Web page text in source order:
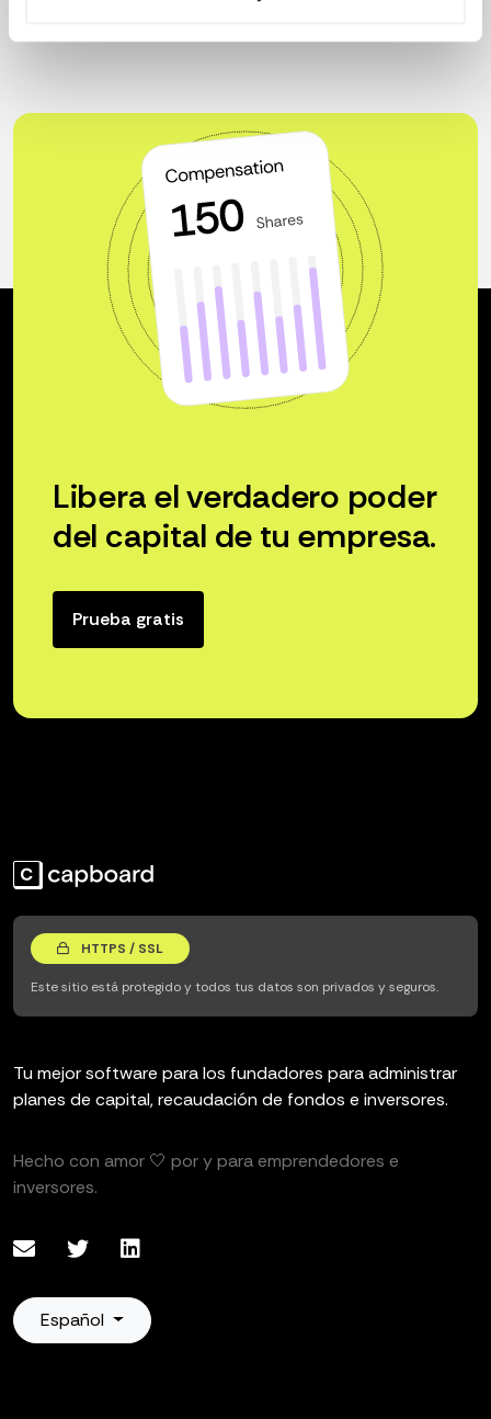
Libera el verdadero poder
del capital de tu empresa.
Prueba gratis
HTTPS / SSL
Este sitio está protegido y todos tus datos son privados y seguros.
Tu mejor software para los fundadores para administrar
planes de capital, recaudación de fondos e inversores.
Hecho con amor 🤍 por y para emprendedores e
inversores.
Español